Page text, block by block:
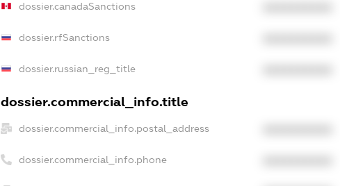
dossier.canadaSanctions
dossier.rfSanctions
dossier.russian_reg_title
dossier.commercial_info.title
dossier.commercial_info.postal_address
dossier.commercial_info.phone